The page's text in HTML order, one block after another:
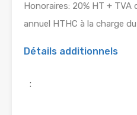
Honoraires: 20% HT +
annuel HTHC à la charge
Détails additionnels
: